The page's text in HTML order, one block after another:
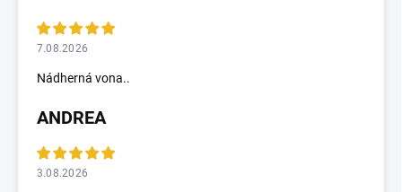
7.08.2026
Nádherná vona..
ANDREA
3.08.2026